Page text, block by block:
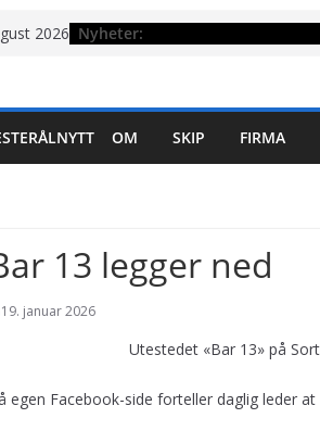
2026 Nyheter:
OM SKIP FIRMA
13 legger ned
19. januar 2026
Utestedet «Bar 13» på
egen Facebook-side forteller daglig leder